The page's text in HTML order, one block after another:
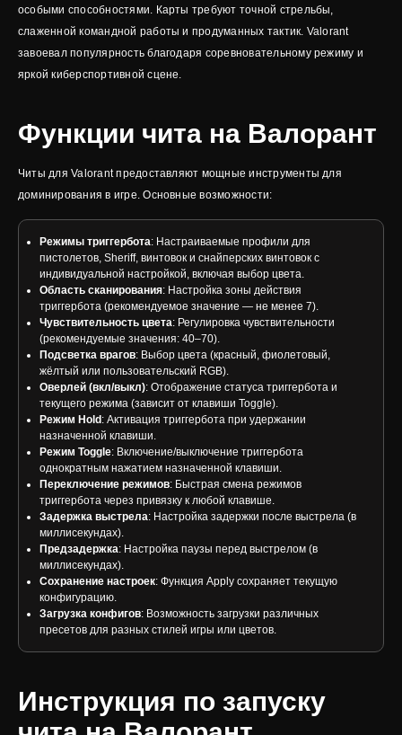
особыми способностями. Карты требуют точной стрельбы,
слаженной командной работы и продуманных тактик. Valorant
завоевал популярность благодаря соревновательному режиму и
яркой киберспортивной сцене.
Функции чита на Валорант
Читы для Valorant предоставляют мощные инструменты для
доминирования в игре. Основные возможности:
Режимы триггербота: Настраиваемые профили для
пистолетов, Sheriff, винтовок и снайперских винтовок с
индивидуальной настройкой, включая выбор цвета.
Область сканирования: Настройка зоны действия
триггербота (рекомендуемое значение — не менее 7).
Чувствительность цвета: Регулировка чувствительности
(рекомендуемые значения: 40–70).
Подсветка врагов: Выбор цвета (красный, фиолетовый,
жёлтый или пользовательский RGB).
Оверлей (вкл/выкл): Отображение статуса триггербота и
текущего режима (зависит от клавиши Toggle).
Режим Hold : Активация триггербота при удержании
назначенной клавиши.
Режим Toggle: Включение/выключение триггербота
однократным нажатием назначенной клавиши.
Переключение режимов: Быстрая смена режимов
триггербота через привязку к любой клавише.
Задержка выстрела: Настройка задержки после выстрела (в
миллисекундах).
Предзадержка: Настройка паузы перед выстрелом (в
миллисекундах).
Сохранение настроек: Функция Apply сохраняет текущую
конфигурацию.
Загрузка конфигов: Возможность загрузки различных
пресетов для разных стилей игры или цветов.
Инструкция по запуску